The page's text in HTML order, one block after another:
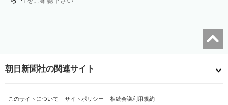
朝日新聞社の関連サイト
このサイトについて サイトポリシー 相続会議利用規約